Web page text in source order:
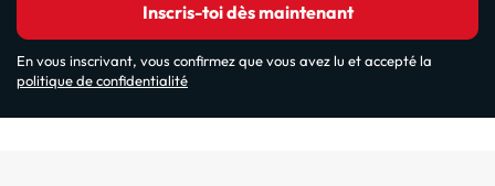
Inscris-toi dès maintenant
En vous inscrivant, vous confirmez que vous avez lu et accepté la
politique de confidentialité